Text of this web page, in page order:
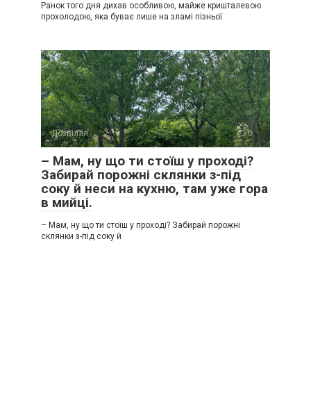
Ранок того дня дихав особливою, майже кришталевою
прохолодою, яка буває лише на зламі пізньої
Дозвілля 0
– Мам, ну що ти стоїш у проході?
Забирай порожні склянки з-під
соку й неси на кухню, там уже гора
в мийці.
– Мам, ну що ти стоїш у проході? Забирай порожні
склянки з-під соку й